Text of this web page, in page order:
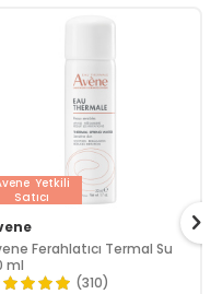
Yetkili
Satıcı
Ferahlatıcı Termal Su
ml
(310)